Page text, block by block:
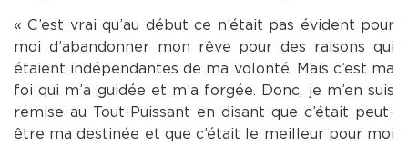
« C’est vrai qu’au début ce n’était pas évident pour
moi d’abandonner mon rêve pour des raisons qui
étaient indépendantes de ma volonté. Mais c’est ma
foi qui m’a guidée et m’a forgée. Donc, je m’en suis
remise au Tout-Puissant en disant que c’était peut-
être ma destinée et que c’était le meilleur pour moi